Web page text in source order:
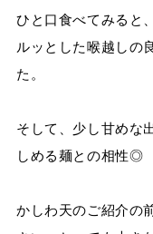
ひと口食べてみると
ルッとした喉越しの
た。
そして、少し甘めな
しめる麺との相性◎
かしわ天のご紹介の